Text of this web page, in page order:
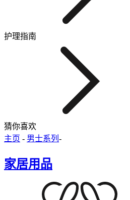
护理指南
猜你喜欢
主页 - 男士系列 -
家居用品